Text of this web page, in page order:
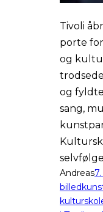
Tivoli
porte
og
og
sang,
Andreas